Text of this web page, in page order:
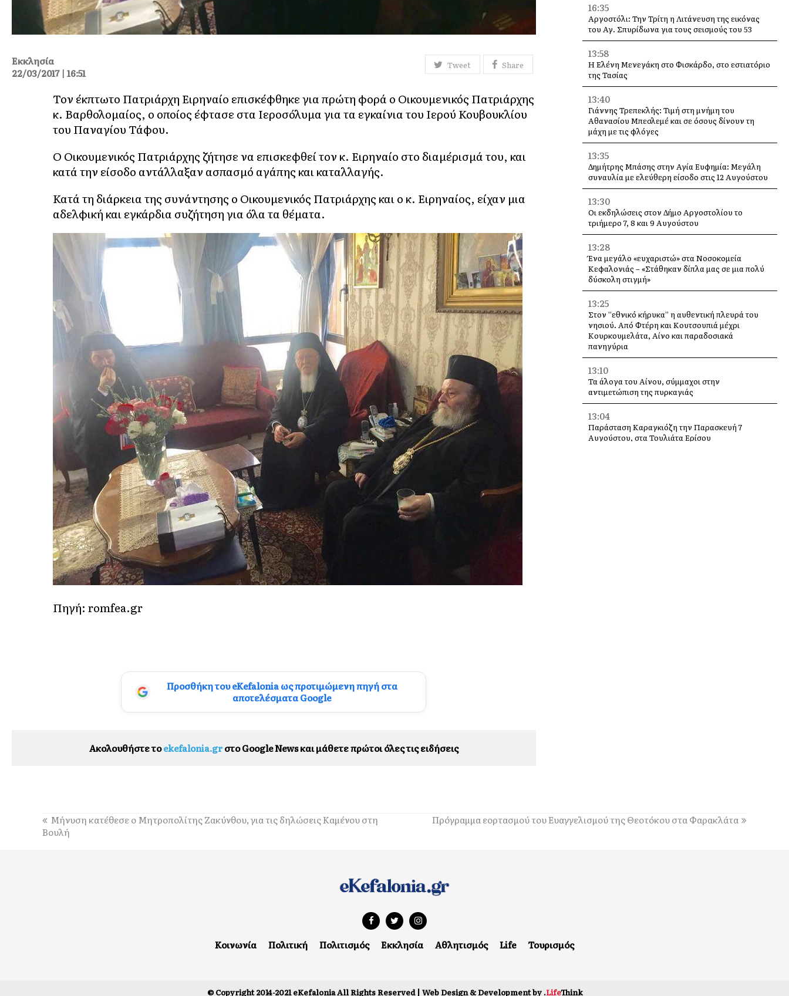
Tweet Share
Εκκλησία
22/03/2017 | 16:51
Τον έκπτωτο Πατριάρχη Ειρηναίο επισκέφθηκε για πρώτη φορά ο Οικουμενικός Πατριάρχης
κ. Βαρθολομαίος, ο οποίος έφτασε στα Ιεροσόλυμα για τα εγκαίνια του Ιερού Κουβουκλίου
του Παναγίου Τάφου.
Ο Οικουμενικός Πατριάρχης ζήτησε να επισκεφθεί τον κ. Ειρηναίο στο διαμέρισμά του, και
κατά την είσοδο αντάλλαξαν ασπασμό αγάπης και καταλλαγής.
Κατά τη διάρκεια της συνάντησης ο Οικουμενικός Πατριάρχης και ο κ. Ειρηναίος, είχαν μια
αδελφική και εγκάρδια συζήτηση για όλα τα θέματα.
Πηγή: romfea.gr
Προσθήκη του eKefalonia ως προτιμώμενη πηγή στα
αποτελέσματα Google
Ακολουθήστε τοekefalonia.grστο Google News και μάθετε πρώτοι όλες τις ειδήσεις
16:35
Αργοστόλι: Την Τρίτη η Λιτάνευση της εικόνας
του Αγ. Σπυρίδωνα για τους σεισμούς του 53
13:58
Η Ελένη Μενεγάκη στο Φισκάρδο, στο εστιατόριο
της Τασίας
13:40
Γιάννης Τρεπεκλής: Τιμή στη μνήμη του
Αθανασίου Μπεσλεμέ και σε όσους δίνουν τη
μάχη με τις φλόγες
13:35
Δημήτρης Μπάσης στην Αγία Ευφημία: Μεγάλη
συναυλία με ελεύθερη είσοδο στις 12 Αυγούστου
13:30
Οι εκδηλώσεις στον Δήμο Αργοστολίου το
τριήμερο 7, 8 και 9 Αυγούστου
13:28
Ένα μεγάλο «ευχαριστώ» στα Νοσοκομεία
Κεφαλονιάς – «Στάθηκαν δίπλα μας σε μια πολύ
δύσκολη στιγμή»
13:25
Στον “εθνικό κήρυκα” η αυθεντική πλευρά του
νησιού. Από Φτέρη και Κουτσουπιά μέχρι
Κουρκουμελάτα, Αίνο και παραδοσιακά
πανηγύρια
13:10
Τα άλογα του Αίνου, σύμμαχοι στην
αντιμετώπιση της πυρκαγιάς
13:04
Παράσταση Καραγκιόζη την Παρασκευή 7
Αυγούστου, στα Τουλιάτα Ερίσου
10:16
Μήνυση κατέθεσε ο Μητροπολίτης Ζακύνθου, για τις δηλώσεις Καμένου στη
Βουλή
Πρόγραμμα εορτασμού του Ευαγγελισμού της Θεοτόκου στα Φαρακλάτα
Κοινωνία Πολιτική Πολιτισμός Εκκλησία Αθλητισμός Life Τουρισμός
© Copyright 2014-2021 eKefalonia All Rights Reserved | Web Design & Development by .LifeThink